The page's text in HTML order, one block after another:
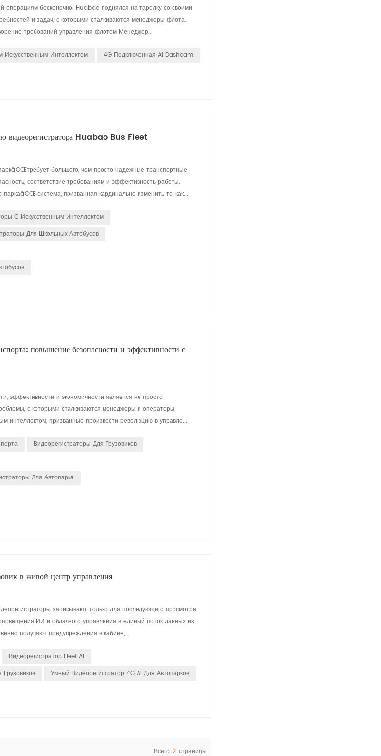
операциям бесконечно. Huabao поднялся на тарелку со своими
и задач, с которыми сталкиваются менеджеры флота.
требований управления флотом Менеджер...
Интеллектом 4G Подключенная AI Dashcam
видеорегистратора Huabao Bus Fleet
большего, чем просто надежные транспортные
соответствие требованиям и эффективность работы.
система, призванная кардинально изменить то, как...
С Искусственным Интеллектом
Для Школьных Автобусов
повышение безопасности и эффективности с
эффективности и экономичности является не просто
с которыми сталкиваются менеджеры и операторы
интеллектом, призванные произвести революцию в управле...
Видеорегистраторы Для Грузовиков
Для Автопарка
в живой центр управления
записывают только для последующего просмотра.
ИИ и облачного управления в единый поток данных из
получают предупреждения в кабине,...
Видеорегистратор Fleet AI
Умный Видеорегистратор 4G AI Для Автопарков
Всего 2 страницы